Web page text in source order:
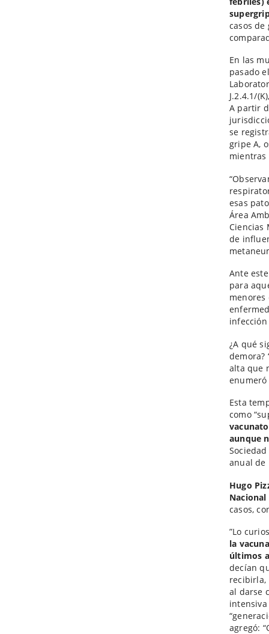
casos de
En las
pasado
J.2.4.1/
A partir
se
gripe A,
mientras
esas
Área
Ciencias
de
Ante
para
menores
¿A qué
demora?
alta que
enumeró
Esta
como
aunque
anual de
Hugo
casos,
”Lo
la
últimos
decían
recibirla,
al darse
agregó: